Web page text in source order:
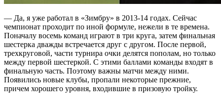
— Да, я уже работал в «Зимбру» в 2013-14 годах. Сейчас
чемпионат проходит по иной формуле, нежели в те времена.
Поначалу восемь команд играют в три круга, затем финальная
шестерка дважды встречается друг с другом. После первой,
трехкруговой, части турнира очки делятся пополам, но только
между первой шестеркой. С этими баллами команды входят в
финальную часть. Поэтому важны матчи между ними.
Появились новые клубы, пропали некоторые прежние,
причем хорошего уровня, входившие в призовую тройку.